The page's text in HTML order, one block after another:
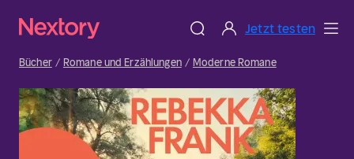
Jetzt testen
Bücher Romane und Erzählungen Moderne Romane